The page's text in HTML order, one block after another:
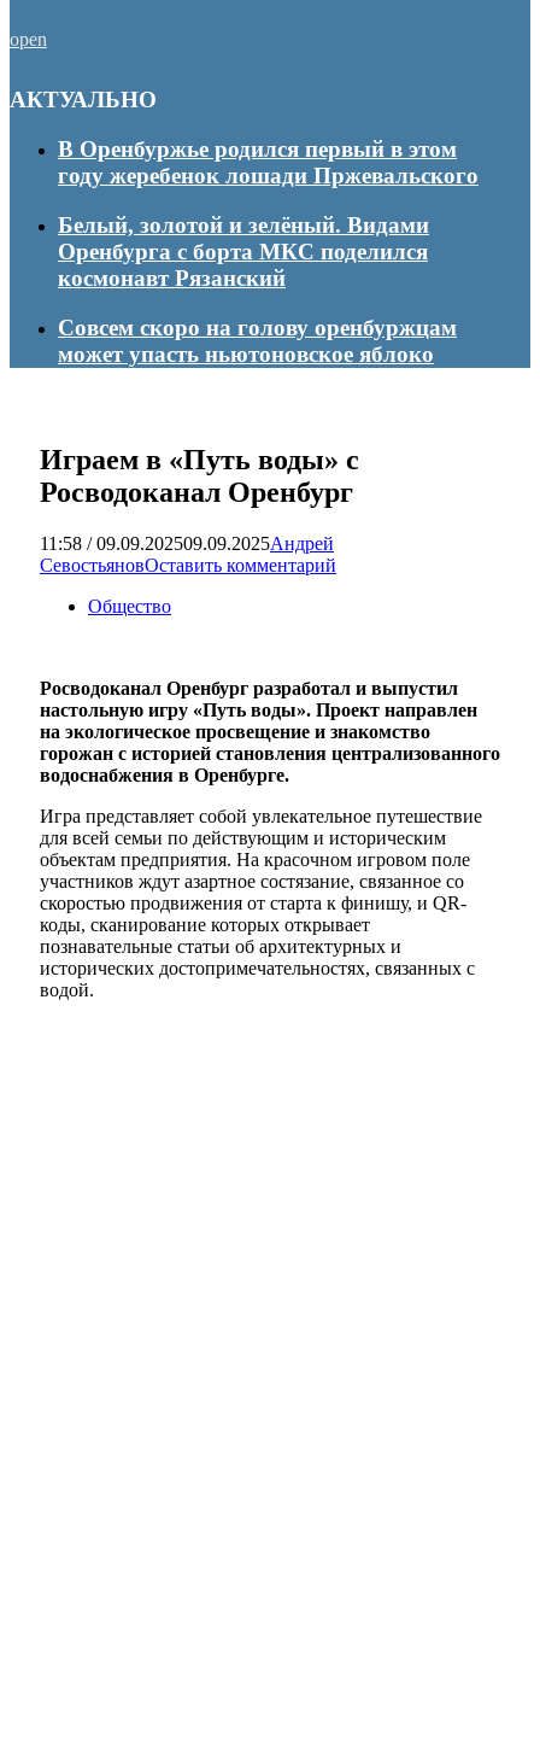
open
АКТУАЛЬНО
В Оренбуржье родился первый в этом
году жеребенок лошади Пржевальского
Белый, золотой и зелёный. Видами
Оренбурга с борта МКС поделился
космонавт Рязанский
Совсем скоро на голову оренбуржцам
может упасть ньютоновское яблоко
Играем в «Путь воды» с
Росводоканал Оренбург
11:58 / 09.09.202509.09.2025Андрей
СевостьяновОставить комментарий
Общество
Росводоканал Оренбург разработал и выпустил
настольную игру «Путь воды». Проект направлен
на экологическое просвещение и знакомство
горожан с историей становления централизованного
водоснабжения в Оренбурге.
Игра представляет собой увлекательное путешествие
для всей семьи по действующим и историческим
объектам предприятия. На красочном игровом поле
участников ждут азартное состязание, связанное со
скоростью продвижения от старта к финишу, и QR-
коды, сканирование которых открывает
познавательные статьи об архитектурных и
исторических достопримечательностях, связанных с
водой.